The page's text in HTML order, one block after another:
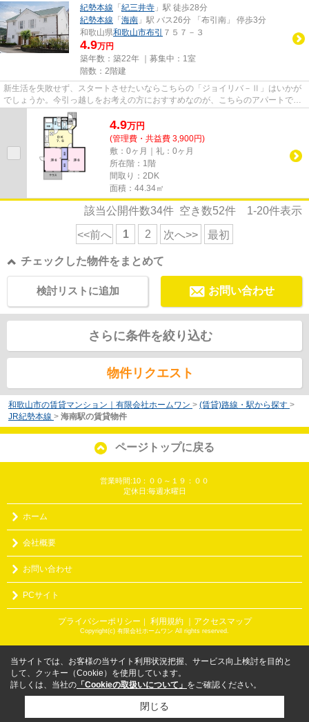
紀勢本線 「 紀三井寺 」駅 徒歩28分
紀勢本線 「 海南 」駅 バス26分 「布引南」 停歩3分
和歌山県和歌山市布引 ７５７－３
4.9万円
築年数：築22年 ｜募集中： 1室
階数：2階建
新生活を失敗せず、スタートさせたいならこちらの「ジョイリバ－Ⅱ」はいかが
でしょうか。今引っ越しをお考えの方におすすめなのが、こちらのアパートで
す。和歌山市に住まいをお求めな...
4.9万円
(管理費・共益費 3,900円)
敷：0ヶ月｜礼：0ヶ月
所在階：1階
間取り：2DK
面積：44.34㎡
該当公開件数34件 空き数52件 1-20件表示
<<前へ 1 2 次へ>> 最初
チェックした物件をまとめて
お問い合わせ
検討リストに追加
さらに条件を絞り込む
物件リクエスト
和歌山市の賃貸マンション｜有限会社ホームワン > (賃貸)路線・駅から探す >
JR紀勢本線 > 海南駅の賃貸物件
ページトップに戻る
営業時間:10：００～１９：００
定休日:毎週水曜日
ホーム
会社概要
お問い合わせ
PCサイト
プライバシーポリシー ｜ 利用規約 ｜アクセスマップ
Copyright(c) 有限会社ホームワン All rights reserved.
当サイトでは、お客様の当サイト利用状況把握、サービス向上検討を目的と
して、クッキー（Cookie）を使用しています。
詳しくは、当社の 「Cookieの取扱いについて」 をご確認ください。
閉じる